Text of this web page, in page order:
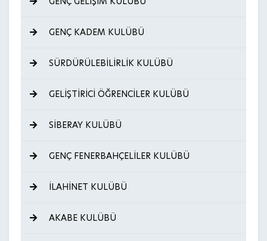
GENÇ KADEM KULÜBÜ
SÜRDÜRÜLEBİLİRLİK KULÜBÜ
GELİŞTİRİCİ ÖĞRENCİLER KULÜBÜ
SİBERAY KULÜBÜ
GENÇ FENERBAHÇELİLER KULÜBÜ
İLAHİNET KULÜBÜ
AKABE KULÜBÜ